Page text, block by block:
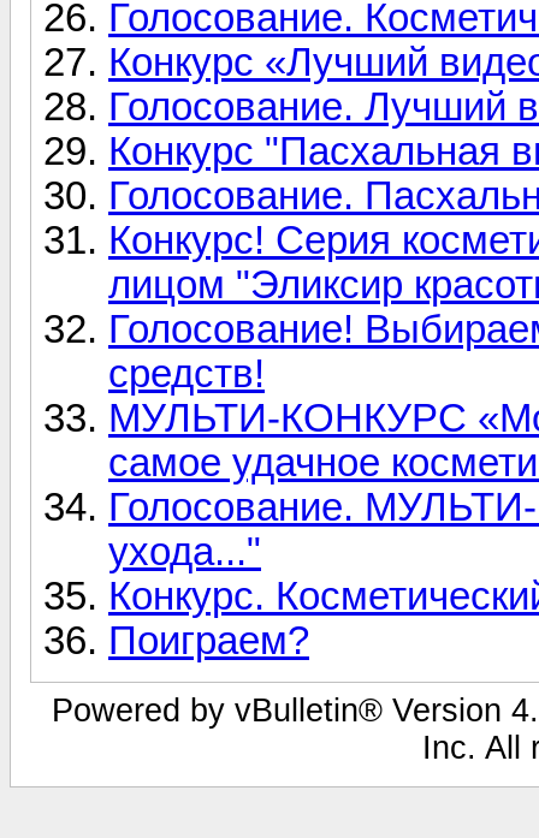
Голосование.
Конкурс «Лучший
Голосование. Лучший
Конкурс "Пасхальная
Голосование.
Конкурс! Серия
лицом "Эликсир
Голосование!
средств!
МУЛЬТИ-КОНКУРС
самое удачное
Голосование.
ухода..."
Конкурс.
Поиграем?
Powered by vBulletin® Version
Inc. All